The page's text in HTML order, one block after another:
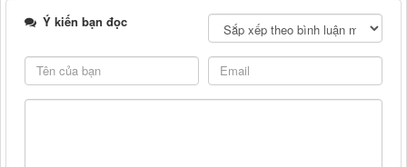
Ý kiến bạn đọc